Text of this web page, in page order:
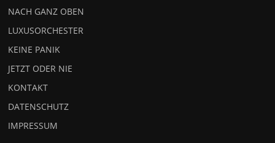
NACH GANZ OBEN
LUXUSORCHESTER
KEINE PANIK
JETZT ODER NIE
KONTAKT
DATENSCHUTZ
IMPRESSUM